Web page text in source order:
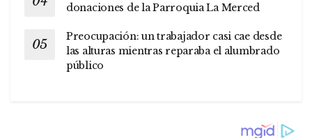
donaciones de la Parroquia La Merced
Preocupación: un trabajador casi cae desde
las alturas mientras reparaba el alumbrado
público